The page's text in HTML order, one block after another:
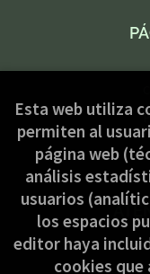
Esta web utiliza
permiten al
página web
análisis
usuarios
los espacios
editor haya
cookies que